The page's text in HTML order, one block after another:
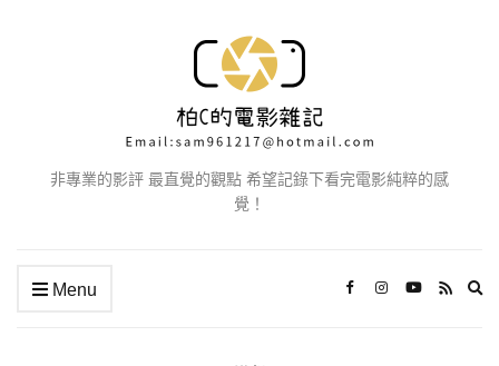
非專業的影評 最直覺的觀點 希望記錄下看完電影純粹的感
覺！
Menu